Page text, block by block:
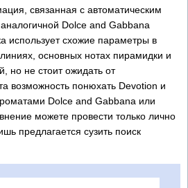
связанная с автоматическим
Dolce and Gabbana
использует схожие параметры в
основных нотах пирамидки и
но не стоит ожидать от
возможность понюхать Devotion и
Dolce and Gabbana или
можете провести только лично
предлагается сузить поиск